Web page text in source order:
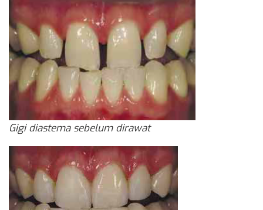
Gigi diastema sebelum dirawat